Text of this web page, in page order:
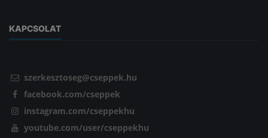
KAPCSOLAT
szerkesztoseg@cseppek.hu
facebook.com/cseppek
instagram.com/cseppekhu
youtube.com/user/cseppekhu